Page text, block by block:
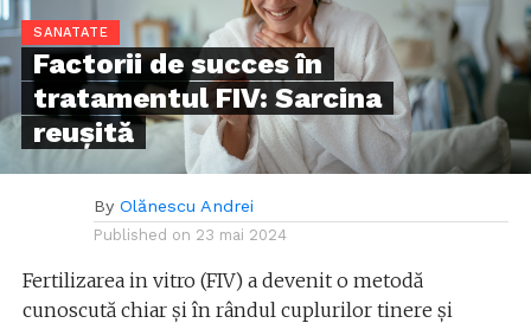
SANATATE
Factorii de succes în
tratamentul FIV: Sarcina
reușită
By Olănescu Andrei
Published on 23 mai 2024
Fertilizarea in vitro (FIV) a devenit o metodă
cunoscută chiar și în rândul cuplurilor tinere și